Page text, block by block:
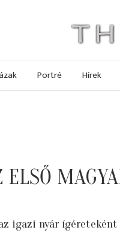
Portré Hírek
igazi nyár ígéreteként